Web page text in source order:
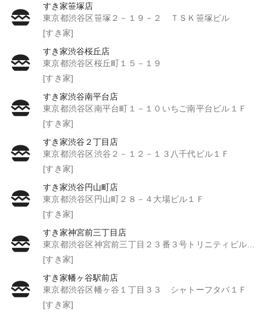
すき家笹塚店
東京都渋谷区笹塚２－１９－２ ＴＳＫ笹塚ビル
[すき家]
すき家渋谷桜丘店
東京都渋谷区桜丘町１５－１９
[すき家]
すき家渋谷南平台店
東京都渋谷区南平台町１－１０いちご南平台ビル１Ｆ
[すき家]
すき家渋谷２丁目店
東京都渋谷区渋谷２－１２－１３八千代ビル１Ｆ
[すき家]
すき家渋谷円山町店
東京都渋谷区円山町２８－４大場ビル１Ｆ
[すき家]
すき家神宮前三丁目店
東京都渋谷区神宮前三丁目２３番３号トリニティビル１階
[すき家]
すき家幡ヶ谷駅前店
東京都渋谷区幡ヶ谷１丁目３３ シャトーフタバ１Ｆ
[すき家]